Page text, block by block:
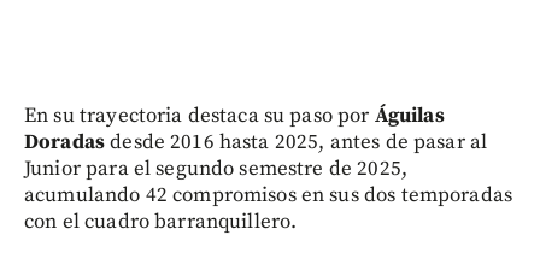
En su trayectoria destaca su paso por Águilas
Doradasdesde 2016 hasta 2025, antes de pasar al
Junior para el segundo semestre de 2025,
acumulando 42 compromisos en sus dos temporadas
con el cuadro barranquillero.